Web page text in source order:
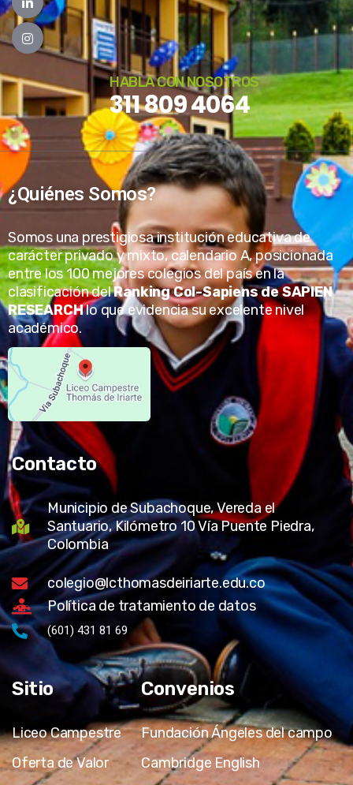
HABLA CON NOSOTROS
311 809 4064
¿Quiénes Somos?
Somos una prestigiosa institución educativa de
carácter privado y mixto, calendario A, posicionada
entre los 100 mejores colegios del país en la
clasificación delRanking Col-Sapiens de SAPIEN
RESEARCHlo que evidencia su excelente nivel
académico.
Contacto
Municipio de Subachoque, Vereda el
Santuario, Kilómetro 10 Vía Puente Piedra,
Colombia
colegio@lcthomasdeiriarte.edu.co
Política de tratamiento de datos
(601) 431 81 69
Sitio
Liceo Campestre
Oferta de Valor
Convenios
Fundación Ángeles del campo
Cambridge English